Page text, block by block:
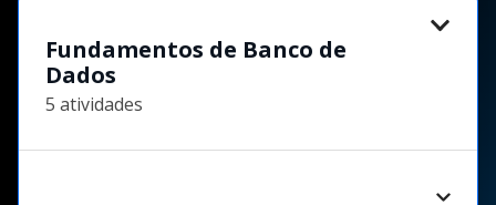
Fundamentos de Banco de
Dados
5 atividades